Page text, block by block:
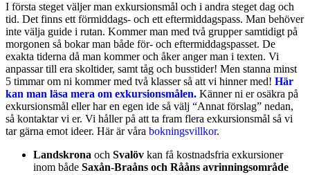
I första steget väljer man exkursionsmål och i andra steget dag och
tid. Det finns ett förmiddags- och ett eftermiddagspass. Man behöver
inte välja guide i rutan. Kommer man med två grupper samtidigt på
morgonen så bokar man både för- och eftermiddagspasset. De
exakta tiderna då man kommer och åker anger man i texten. Vi
anpassar till era skoltider, samt tåg och busstider! Men stanna minst
5 timmar om ni kommer med två klasser så att vi hinner med! Här
kan man läsa mera om exkursionsmålen. Känner ni er osäkra på
exkursionsmål eller har en egen ide så välj “Annat förslag” nedan,
så kontaktar vi er. Vi håller på att ta fram flera exkursionsmål så vi
tar gärna emot ideer. Här är våra bokningsvillkor.
Landskrona och Svalöv kan få kostnadsfria exkursioner
inom både Saxån-Braåns och Rååns avrinningsområde